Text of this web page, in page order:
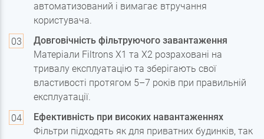
автоматизований і вимагає втручання
користувача.
Довговічність фільтруючого завантаження
Матеріали Filtrons X1 та X2 розраховані на
тривалу експлуатацію та зберігають свої
властивості протягом 5–7 років при правильній
експлуатації.
Ефективність при високих навантаженнях
Фільтри підходять як для приватних будинків, так